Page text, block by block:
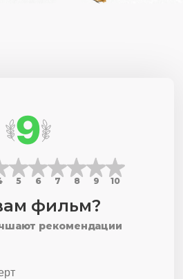
9
5 6 7 8 9 10
фильм?
рекомендации